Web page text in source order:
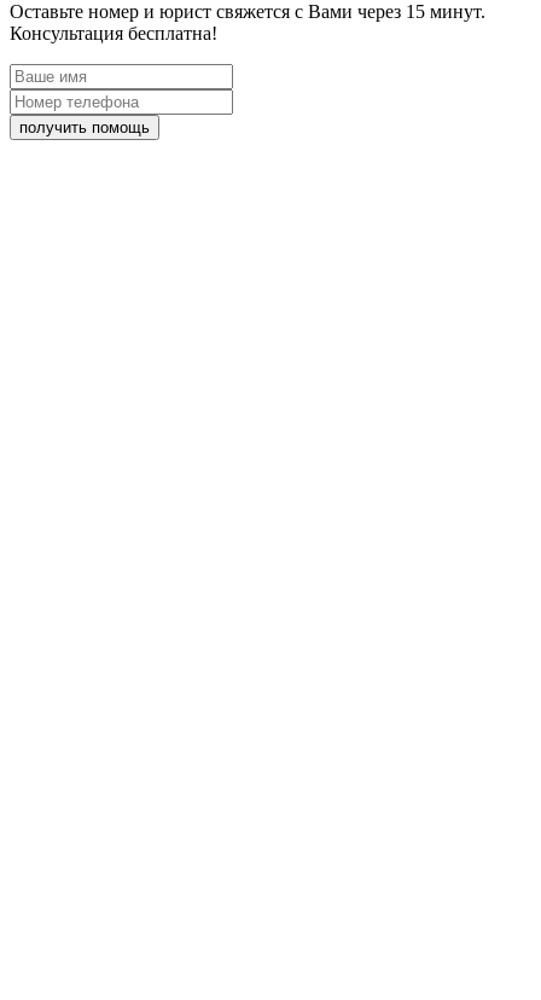
Оставьте номер и юрист свяжется с Вами через 15 минут.
Консультация бесплатна!
получить помощь